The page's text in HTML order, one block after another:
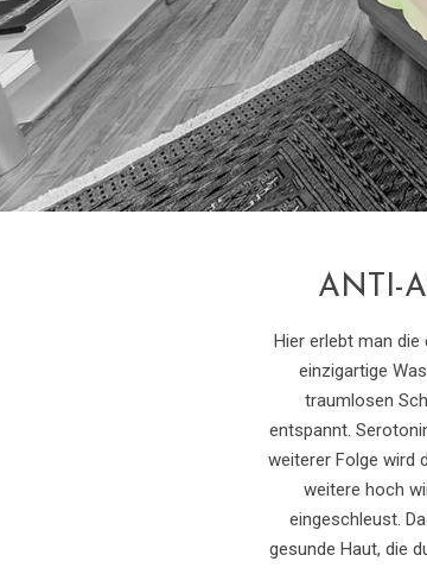
ANTI-
Hier erlebt man
einzigartige
traumlosen
entspannt.
weiterer Folge wird
weitere hoch
eingeschleust.
gesunde Haut, die